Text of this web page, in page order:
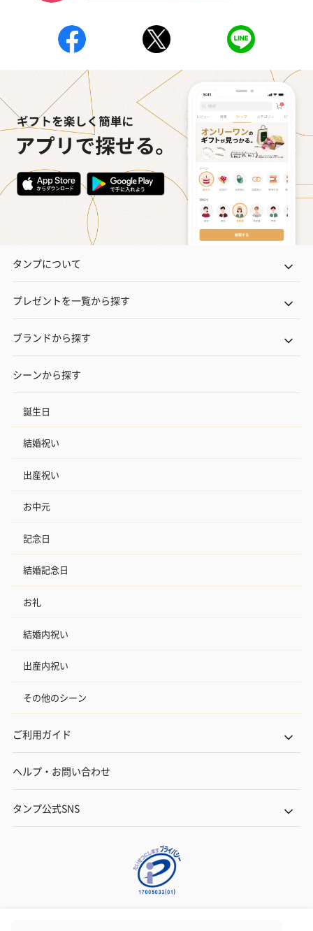
タンプについて
プレゼントを一覧から探す
ブランドから探す
シーンから探す
誕生日
結婚祝い
出産祝い
お中元
記念日
結婚記念日
お礼
結婚内祝い
出産内祝い
その他のシーン
ご利用ガイド
ヘルプ・お問い合わせ
タンプ公式SNS